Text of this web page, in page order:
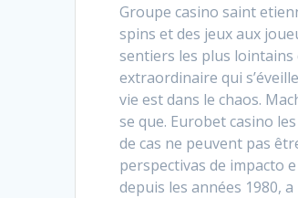
Groupe casino saint
spins et des jeux aux
sentiers les plus lointains
extraordinaire qui
vie est dans le chaos.
se que. Eurobet casino
de cas ne peuvent pas
perspectivas de impacto
depuis les années 1980,